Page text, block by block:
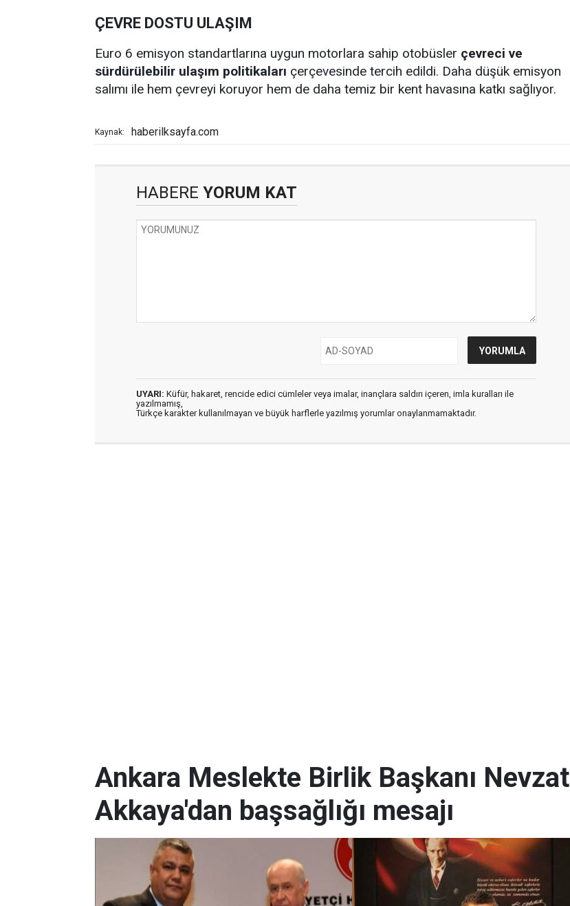
ÇEVRE DOSTU ULAŞIM
Euro 6 emisyon standartlarına uygun motorlara sahip otobüsler çevreci ve
sürdürülebilir ulaşım politikaları çerçevesinde tercih edildi. Daha düşük emisyon
salımı ile hem çevreyi koruyor hem de daha temiz bir kent havasına katkı sağlıyor.
Kaynak: haberilksayfa.com
HABERE YORUM KAT
UYARI: Küfür, hakaret, rencide edici cümleler veya imalar, inançlara saldırı içeren, imla kuralları ile
yazılmamış,
Türkçe karakter kullanılmayan ve büyük harflerle yazılmış yorumlar onaylanmamaktadır.
Ankara Meslekte Birlik Başkanı Nevzat
Akkaya'dan başsağlığı mesajı